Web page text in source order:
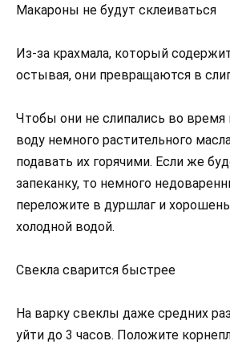
Макароны не будут склеиваться
Из-за крахмала, который
остывая, они превращаются в
Чтобы они не слипались во время
воду немного растительного
подавать их горячими. Если же
запеканку, то немного
переложите в дуршлаг и
холодной водой.
Свекла сварится быстрее
На варку свеклы даже средних
уйти до 3 часов. Положите